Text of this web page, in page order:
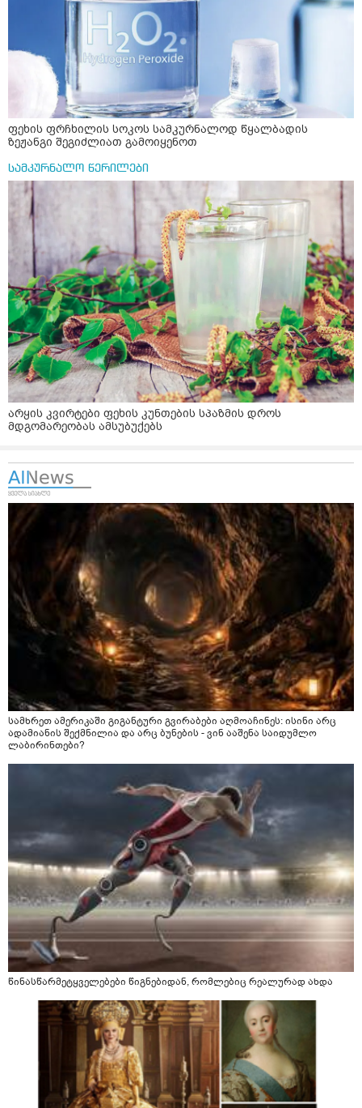
ქოლესტერინი ეწრვა.ყვეკა ვარიანტში უნდა ჩემით
დავალევინო და შრვაწყვეტინო მაონც სხვა გზა არმაქ
და ჩემზე ნეტად უკეთ ხომ მიეჩევთ თუ ექიმის დონეზე
არა.გთხოვთ დედა 67წლისაა
ფეხის ფრჩხილის სოკოს სამკურნალოდ წყალბადის
ზეჟანგი შეგიძლიათ გამოიყენოთ
სამკურნალო წერილები
არყის კვირტები ფეხის კუნთების სპაზმის დროს
მდგომარეობას ამსუბუქებს
სამხრეთ ამერიკაში გიგანტური გვირაბები აღმოაჩინეს: ისინი არც
ადამიანის შექმნილია და არც ბუნების - ვინ ააშენა საიდუმლო
ლაბირინთები?
წინასწარმეტყველებები წიგნებიდან, რომლებიც რეალურად ახდა